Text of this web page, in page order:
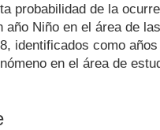
probabilidad de la
año Niño en el área de
identificados como
en el área de